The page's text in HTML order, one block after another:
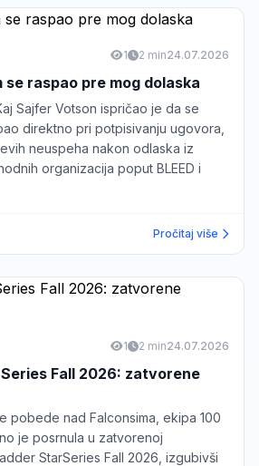
1 2 min24.07.2026
se raspao pre mog dolaska
Sajfer Votson ispričao je da se
direktno pri potpisivanju ugovora,
neuspeha nakon odlaska iz
organizacija poput BLEED i
Pročitaj više
1 2 min24.07.2026
Fall 2026: zatvorene
pobede nad Falconsima, ekipa 100
je posrnula u zatvorenoj
StarSeries Fall 2026, izgubivši